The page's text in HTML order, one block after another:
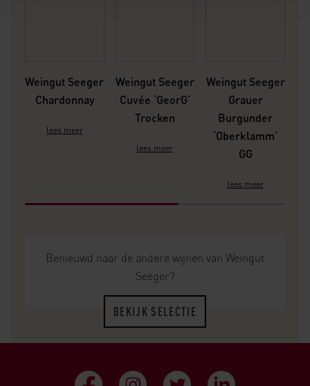
Weingut Seeger
Chardonnay
lees meer
Weingut Seeger
Cuvée ‘GeorG’
Trocken
lees meer
Weingut Seeger
Grauer
Burgunder
‘Oberklamm’
GG
lees meer
Benieuwd naar de andere wijnen van Weingut
Seeger?
BEKIJK SELECTIE